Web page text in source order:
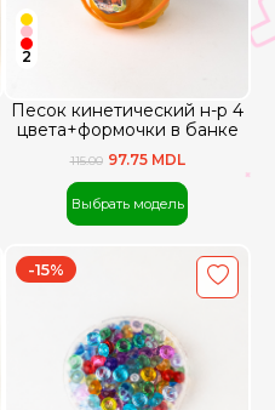
Песок кинетический н-р 4
цвета+формочки в банке
2
115.00 97.75 MDL
Выбрать модель
-15%